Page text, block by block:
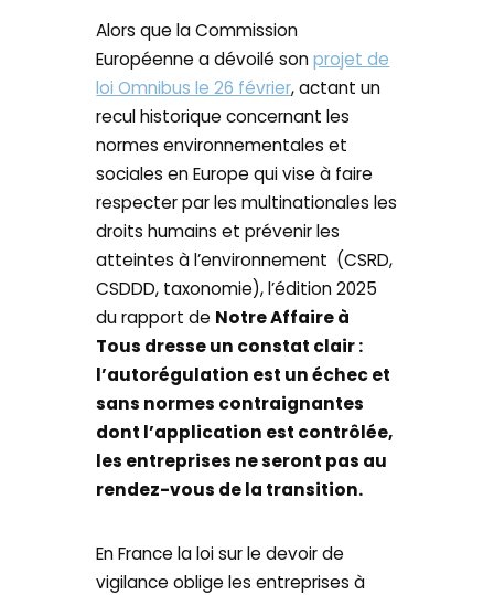
Alors que la Commission
Européenne a dévoilé sonprojet de
loi Omnibus le 26 février, actant un
recul historique concernant les
normes environnementales et
sociales en Europe qui vise à faire
respecter par les multinationales les
droits humains et prévenir les
atteintes à l’environnement (CSRD,
CSDDD, taxonomie), l’édition 2025
du rapport de Notre Affaire à
Tous dresse un constat clair :
l’autorégulation est un échec et
sans normes contraignantes
dont l’application est contrôlée,
les entreprises ne seront pas au
rendez-vous de la transition.
En France la loi sur le devoir de
vigilance oblige les entreprises à